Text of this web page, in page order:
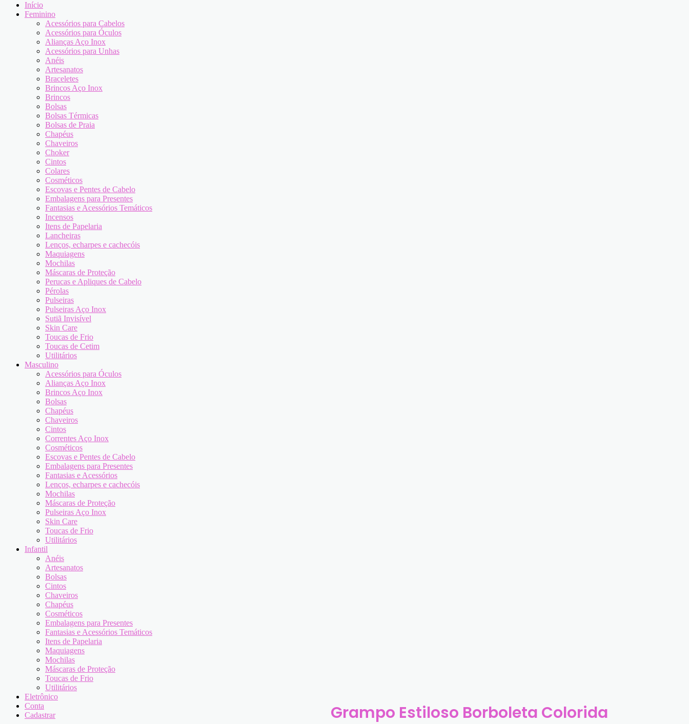
Início
Feminino
Acessórios para Cabelos
Acessórios para Óculos
Alianças Aço Inox
Acessórios para Unhas
Anéis
Artesanatos
Braceletes
Brincos Aço Inox
Brincos
Bolsas
Bolsas Térmicas
Bolsas de Praia
Chapéus
Chaveiros
Choker
Cintos
Colares
Cosméticos
Escovas e Pentes de Cabelo
Embalagens para Presentes
Fantasias e Acessórios Temáticos
Incensos
Itens de Papelaria
Lancheiras
Lenços, echarpes e cachecóis
Maquiagens
Mochilas
Máscaras de Proteção
Perucas e Apliques de Cabelo
Pérolas
Pulseiras
Pulseiras Aço Inox
Sutiã Invisível
Skin Care
Toucas de Frio
Toucas de Cetim
Utilitários
Masculino
Acessórios para Óculos
Alianças Aço Inox
Brincos Aço Inox
Bolsas
Chapéus
Chaveiros
Cintos
Correntes Aço Inox
Cosméticos
Escovas e Pentes de Cabelo
Embalagens para Presentes
Fantasias e Acessórios
Lenços, echarpes e cachecóis
Mochilas
Máscaras de Proteção
Pulseiras Aço Inox
Skin Care
Toucas de Frio
Utilitários
Infantil
Anéis
Artesanatos
Bolsas
Cintos
Chaveiros
Chapéus
Cosméticos
Embalagens para Presentes
Fantasias e Acessórios Temáticos
Itens de Papelaria
Maquiagens
Mochilas
Máscaras de Proteção
Toucas de Frio
Utilitários
Eletrônico
Conta
Cadastrar
Grampo Estiloso Borboleta Colorida